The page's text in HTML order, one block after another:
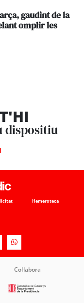
gaudint de la
omplir les
dispositiu
Hemeroteca
Col·labora